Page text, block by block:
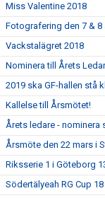
Miss Valentine 2018
Fotografering den 7 & 8
Vackstalägret 2018
Nominera till Årets
2019 ska GF-hallen stå
Kallelse till Årsmötet!
Årets ledare - nominera
Årsmöte den 22 mars i
Riksserie 1 i Göteborg
Södertälyeah RG Cup